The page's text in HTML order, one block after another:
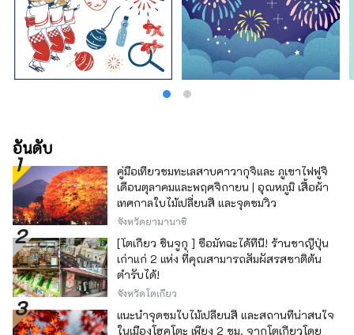
อันดับ
คู่มือเที่ยวชมทะเลสาบคาวากุจิและ ภูเขาไฟฟูจิ
เดือนตุลาคมและพฤศจิกายน | อุณหภูมิ เสื้อผ้า
เทศกาลใบไม้เปลี่ยนสี และจุดชมวิว
จังหวัดยามานาชิ
[โตเกียว ชินจูกุ ] ซื้อมัทฉะได้ที่นี่! ร้านชาญี่ปุ่น
เก่าแก่ 2 แห่ง ที่คุณสามารถสัมผัสรสชาติต้น
ตำรับได้!
จังหวัดโตเกียว
แนะนำจุดชมใบไม้เปลี่ยนสี และสถานที่น่าสนใจ
ในเมืองโฮคุโตะ เพียง 2 ชม. จากโตเกียวโดย